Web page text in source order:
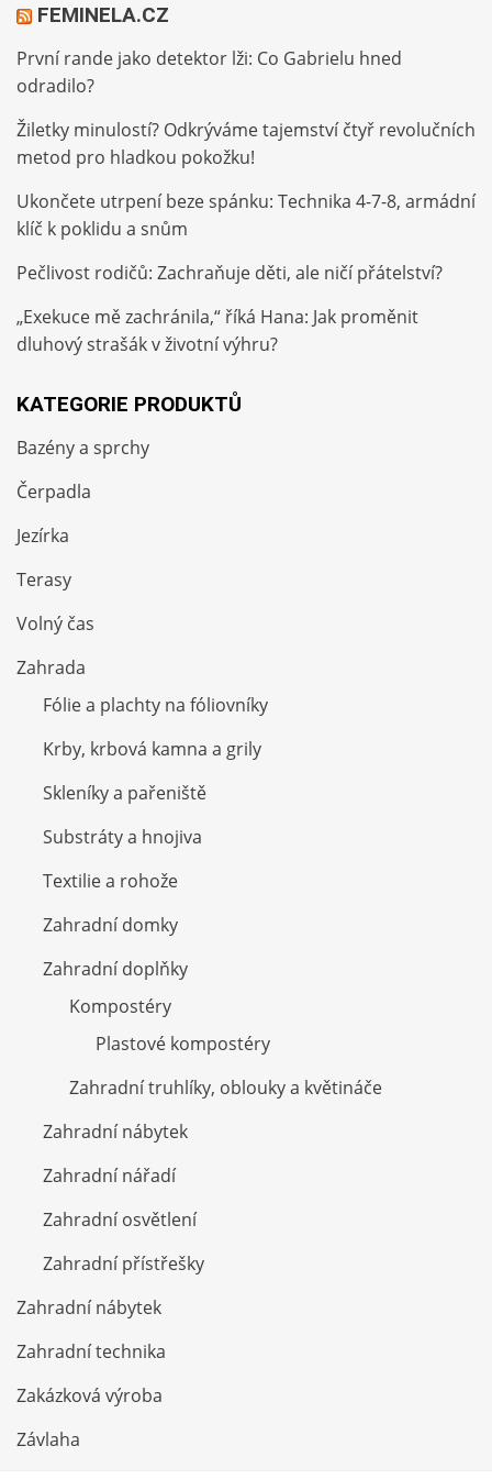
FEMINELA.CZ
První rande jako detektor lži: Co Gabrielu hned
odradilo?
Žiletky minulostí? Odkrýváme tajemství čtyř revolučních
metod pro hladkou pokožku!
Ukončete utrpení beze spánku: Technika 4-7-8, armádní
klíč k poklidu a snům
Pečlivost rodičů: Zachraňuje děti, ale ničí přátelství?
„Exekuce mě zachránila,“ říká Hana: Jak proměnit
dluhový strašák v životní výhru?
KATEGORIE PRODUKTŮ
Bazény a sprchy
Čerpadla
Jezírka
Terasy
Volný čas
Zahrada
Fólie a plachty na fóliovníky
Krby, krbová kamna a grily
Skleníky a pařeniště
Substráty a hnojiva
Textilie a rohože
Zahradní domky
Zahradní doplňky
Kompostéry
Plastové kompostéry
Zahradní truhlíky, oblouky a květináče
Zahradní nábytek
Zahradní nářadí
Zahradní osvětlení
Zahradní přístřešky
Zahradní nábytek
Zahradní technika
Zakázková výroba
Závlaha